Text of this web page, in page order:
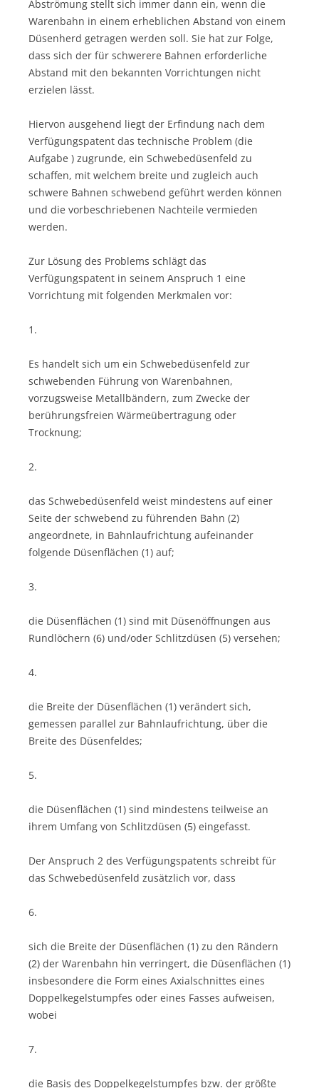
Abströmung stellt sich immer dann ein, wenn die
Warenbahn in einem erheblichen Abstand von einem
Düsenherd getragen werden soll. Sie hat zur Folge,
dass sich der für schwerere Bahnen erforderliche
Abstand mit den bekannten Vorrichtungen nicht
erzielen lässt.
Hiervon ausgehend liegt der Erfindung nach dem
Verfügungspatent das technische Problem (die
Aufgabe ) zugrunde, ein Schwebedüsenfeld zu
schaffen, mit welchem breite und zugleich auch
schwere Bahnen schwebend geführt werden können
und die vorbeschriebenen Nachteile vermieden
werden.
Zur Lösung des Problems schlägt das
Verfügungspatent in seinem Anspruch 1 eine
Vorrichtung mit folgenden Merkmalen vor:
1.
Es handelt sich um ein Schwebedüsenfeld zur
schwebenden Führung von Warenbahnen,
vorzugsweise Metallbändern, zum Zwecke der
berührungsfreien Wärmeübertragung oder
Trocknung;
2.
das Schwebedüsenfeld weist mindestens auf einer
Seite der schwebend zu führenden Bahn (2)
angeordnete, in Bahnlaufrichtung aufeinander
folgende Düsenflächen (1) auf;
3.
die Düsenflächen (1) sind mit Düsenöffnungen aus
Rundlöchern (6) und/oder Schlitzdüsen (5) versehen;
4.
die Breite der Düsenflächen (1) verändert sich,
gemessen parallel zur Bahnlaufrichtung, über die
Breite des Düsenfeldes;
5.
die Düsenflächen (1) sind mindestens teilweise an
ihrem Umfang von Schlitzdüsen (5) eingefasst.
Der Anspruch 2 des Verfügungspatents schreibt für
das Schwebedüsenfeld zusätzlich vor, dass
6.
sich die Breite der Düsenflächen (1) zu den Rändern
(2) der Warenbahn hin verringert, die Düsenflächen (1)
insbesondere die Form eines Axialschnittes eines
Doppelkegelstumpfes oder eines Fasses aufweisen,
wobei
7.
die Basis des Doppelkegelstumpfes bzw. der größte